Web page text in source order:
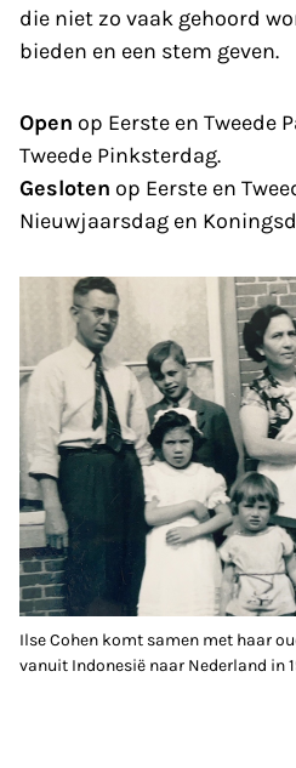
die niet zo vaak gehoord
bieden en een stem geven.
Open op Eerste en Tweede
Tweede Pinksterdag.
Gesloten op Eerste en
Nieuwjaarsdag en
Ilse Cohen komt samen met haar
vanuit Indonesië naar Nederland in